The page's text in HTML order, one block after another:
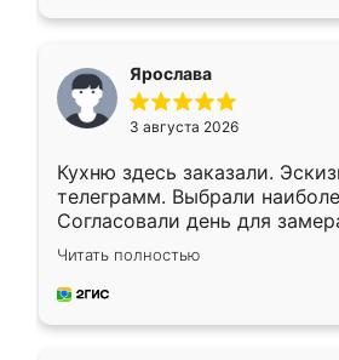
Ярослава
3 августа 2026
Кухню здесь заказали.
телеграмм. Выбрали
Согласовали день для
недели кухня была уже
довольны работой. Спасибо
мебель за качественную
Читать полностью